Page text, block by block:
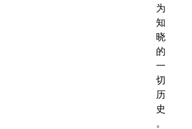
为
知
晓
的
一
切
历
史
。